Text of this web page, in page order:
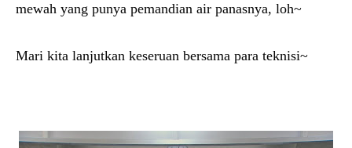
mewah yang punya pemandian air panasnya, loh~
Mari kita lanjutkan keseruan bersama para teknisi~